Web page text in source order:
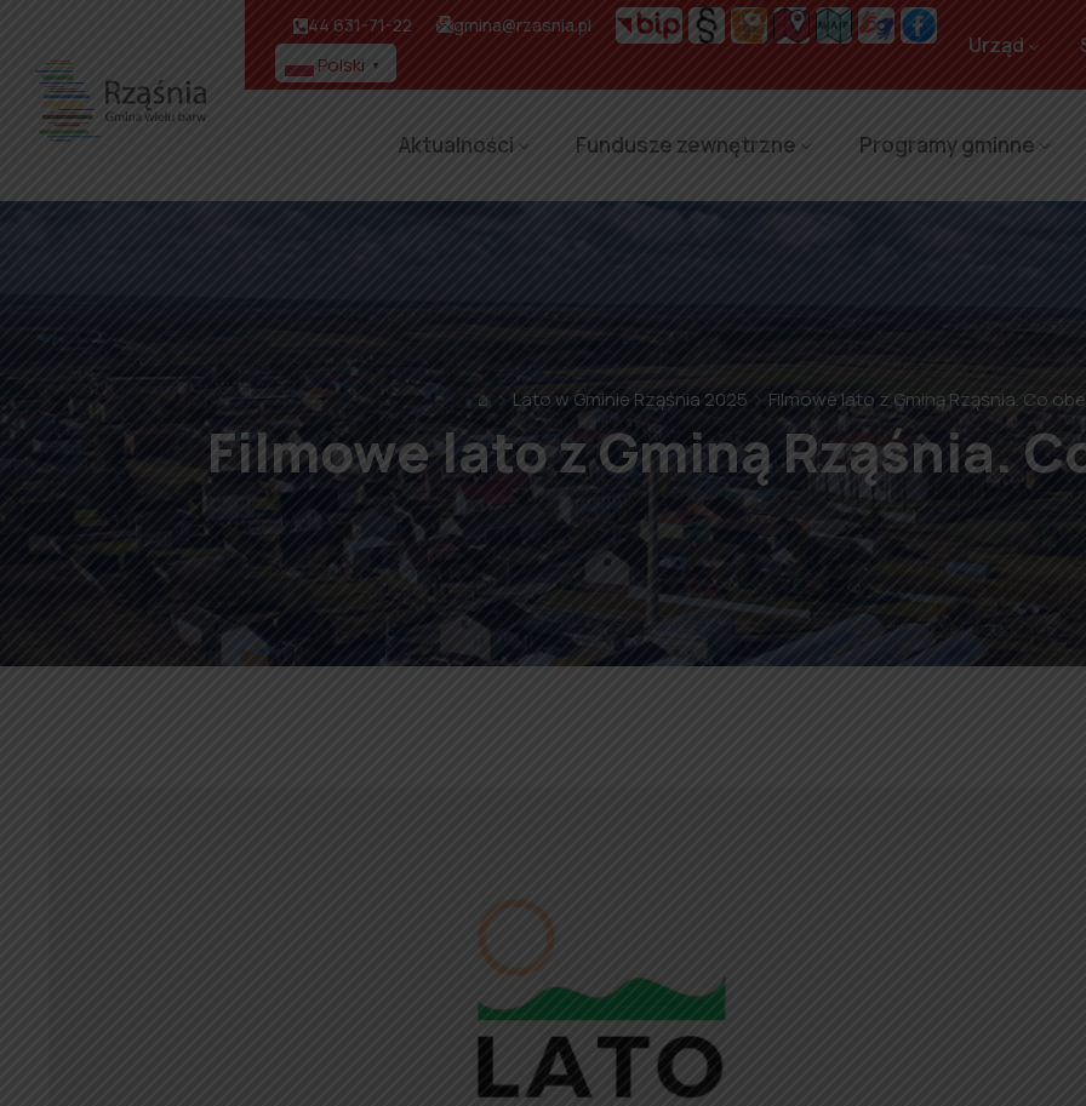
44 631-71-22 gmina@rzasnia.pl
Polski ▼
Urząd
Aktualności Fundusze zewnętrzne Programy gminne
⌂ Lato w Gminie Rząśnia 2025 Filmowe lato z Gminą Rząśnia. Co
Filmowe lato z Gminą Rząśnia.